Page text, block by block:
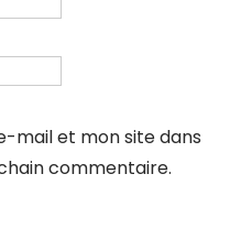
mail et mon site dans
commentaire.